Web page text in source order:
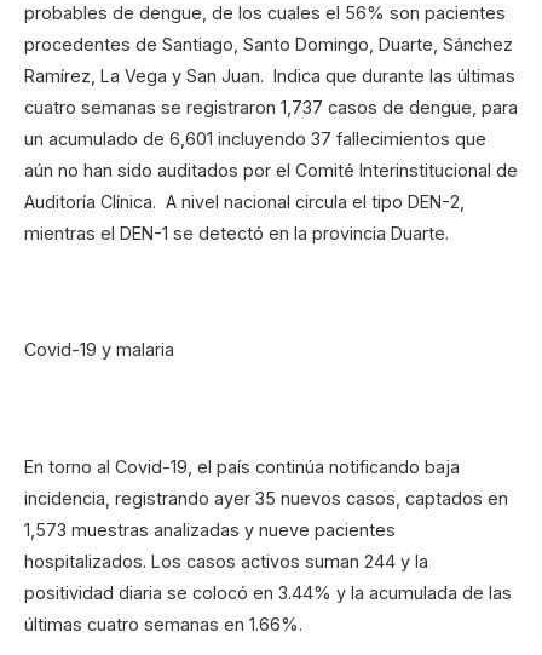
probables de dengue, de los cuales el 56% son pacientes
procedentes de Santiago, Santo Domingo, Duarte, Sánchez
Ramírez, La Vega y San Juan. Indica que durante las últimas
cuatro semanas se registraron 1,737 casos de dengue, para
un acumulado de 6,601 incluyendo 37 fallecimientos que
aún no han sido auditados por el Comité Interinstitucional de
Auditoría Clínica. A nivel nacional circula el tipo DEN-2,
mientras el DEN-1 se detectó en la provincia Duarte.
Covid-19 y malaria
En torno al Covid-19, el país continúa notificando baja
incidencia, registrando ayer 35 nuevos casos, captados en
1,573 muestras analizadas y nueve pacientes
hospitalizados. Los casos activos suman 244 y la
positividad diaria se colocó en 3.44% y la acumulada de las
últimas cuatro semanas en 1.66%.